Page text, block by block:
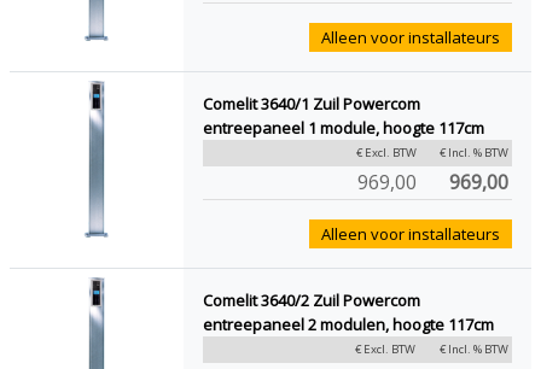
Alleen voor installateurs
Comelit 3640/1 Zuil Powercom
entreepaneel 1 module, hoogte 117cm
€ Excl. BTW € Incl. % BTW
969,00 969,00
Alleen voor installateurs
Comelit 3640/2 Zuil Powercom
entreepaneel 2 modulen, hoogte 117cm
€ Excl. BTW € Incl. % BTW